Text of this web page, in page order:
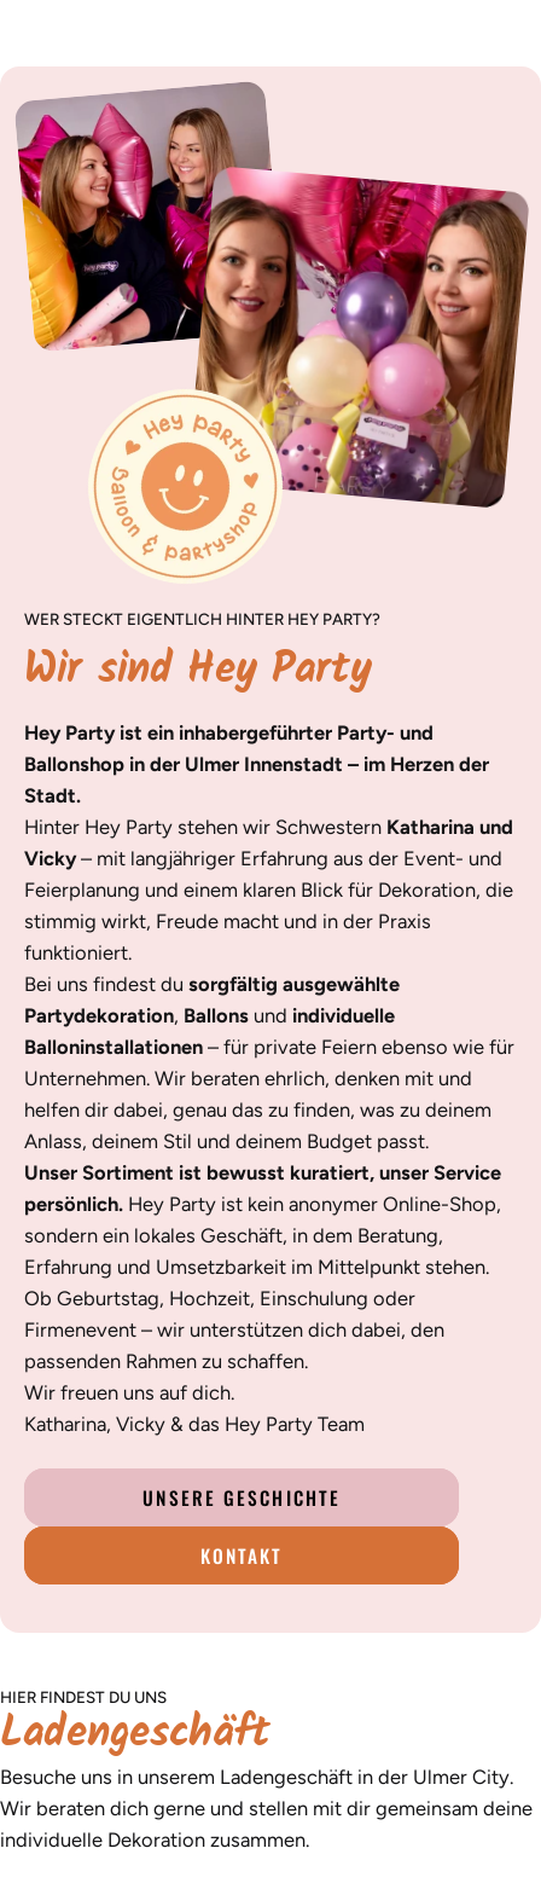
WER STECKT EIGENTLICH HINTER HEY PARTY?
Wir sind Hey Party
Hey Party ist ein inhabergeführter Party- und
Ballonshop in der Ulmer Innenstadt – im Herzen der
Stadt.
Hinter Hey Party stehen wir Schwestern Katharina und
Vicky– mit langjähriger Erfahrung aus der Event- und
Feierplanung und einem klaren Blick für Dekoration, die
stimmig wirkt, Freude macht und in der Praxis
funktioniert.
Bei uns findest du sorgfältig ausgewählte
Partydekoration, Ballons und individuelle
Balloninstallationen – für private Feiern ebenso wie für
Unternehmen. Wir beraten ehrlich, denken mit und
helfen dir dabei, genau das zu finden, was zu deinem
Anlass, deinem Stil und deinem Budget passt.
Unser Sortiment ist bewusst kuratiert, unser Service
persönlich. Hey Party ist kein anonymer Online-Shop,
sondern ein lokales Geschäft, in dem Beratung,
Erfahrung und Umsetzbarkeit im Mittelpunkt stehen.
Ob Geburtstag, Hochzeit, Einschulung oder
Firmenevent – wir unterstützen dich dabei, den
passenden Rahmen zu schaffen.
Wir freuen uns auf dich.
Katharina, Vicky & das Hey Party Team
UNSERE GESCHICHTE
KONTAKT
HIER FINDEST DU UNS
Ladengeschäft
Besuche uns in unserem Ladengeschäft in der Ulmer City.
Wir beraten dich gerne und stellen mit dir gemeinsam deine
individuelle Dekoration zusammen.